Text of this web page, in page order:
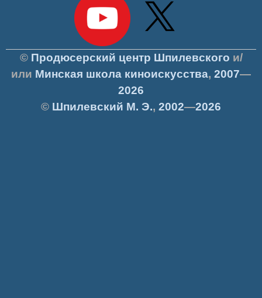
© Продюсерский центр Шпилевского и/
или Минская школа киноискусства, 2007—
2026
© Шпилевский М. Э., 2002—2026